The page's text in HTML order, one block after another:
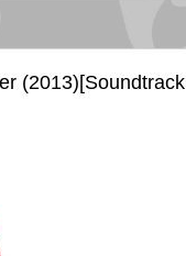
(2013)[Soundtrack